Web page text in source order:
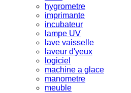
hygrometre
imprimante
incubateur
lampe UV
lave vaisselle
laveur d'yeux
logiciel
machine a glace
manometre
meuble